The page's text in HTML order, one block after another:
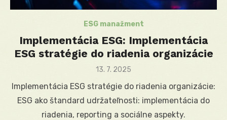
ESG manažment
Implementácia ESG: Implementácia
ESG stratégie do riadenia organizácie
Posted
13. 7. 2025
Implementácia ESG stratégie do riadenia organizácie:
ESG ako štandard udržateľnosti: implementácia do
riadenia, reporting a sociálne aspekty.